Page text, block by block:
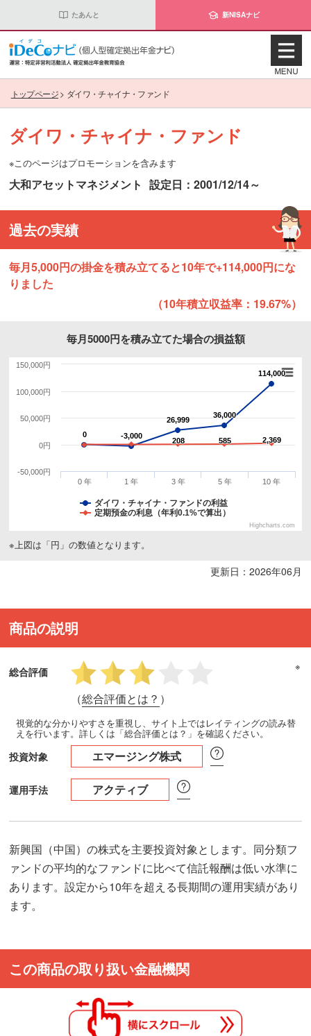
たあんと 新NISAナビ
トップページ> ダイワ・チャイナ・ファンド
ダイワ・チャイナ・ファンド
※このページはプロモーションを含みます
大和アセットマネジメント 設定日：2001/12/14～
過去の実績
毎月5,000円の掛金を積み立てると10年で+114,000円にな
りました
（10年積立収益率：19.67%）
毎月5000円を積み立てた場合の損益額
0
0 -3,000
-3,000
26,999
26,999
36,000
36,000
114,000
114,000
208
208 585
585 2,369
2,369
ダイワ・チャイナ・ファンドの利益
定期預金の利息（年利0.1%で算出）
0 年 1 年 3 年 5 年 10 年
-50,000円
0円
50,000円
100,000円
150,000円
Highcharts.com
※上図は「円」の数値となります。
更新日：2026年06月
商品の説明
総合評価
（総合評価とは？ ）
※
視覚的な分かりやすさを重視し、サイト上ではレイティングの読み替
えを行います。詳しくは「総合評価とは？」を確認ください。
投資対象 エマージング株式
運用手法 アクティブ
新興国（中国）の株式を主要投資対象とします。同分類フ
ァンドの平均的なファンドに比べて信託報酬は低い水準に
あります。設定から10年を超える長期間の運用実績があり
ます。
この商品の取り扱い金融機関